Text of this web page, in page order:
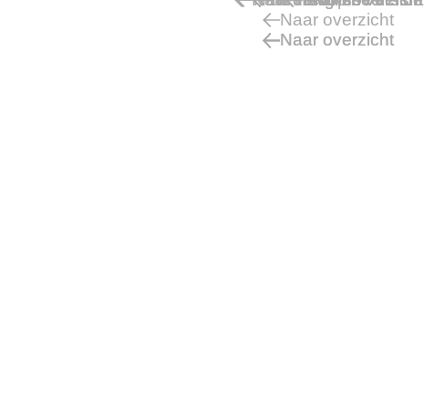
Naar overzicht
Naar overzicht
Naar overzicht